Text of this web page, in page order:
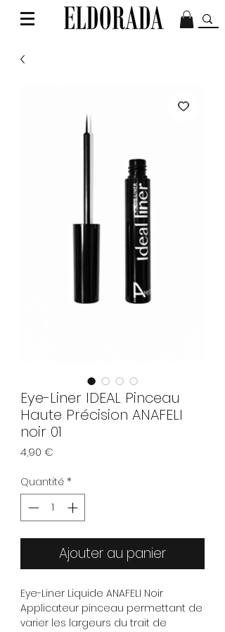
Eye-Liner IDEAL Pinceau
Haute Précision ANAFELI
noir 01
4,90 €
Quantité*
Ajouter au panier
Eye-Liner Liquide ANAFELI Noir
Applicateur pinceau permettant de
varier les largeurs du trait de